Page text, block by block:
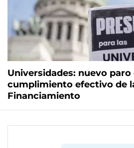
Universidades: nuevo
cumplimiento efectivo de
Financiamiento